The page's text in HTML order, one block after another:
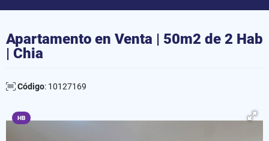
Apartamento en Venta | 50m2 de 2 Hab
| Chia
Código: 10127169
HB